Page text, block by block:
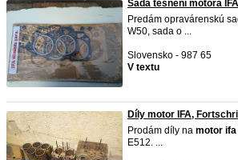
Sada tesnení motora
Predám opravárenskú
W50, sada o ...
Slovensko - 987 65
V textu
Díly motor IFA,
Prodám díly na motor ifa
E512. ...